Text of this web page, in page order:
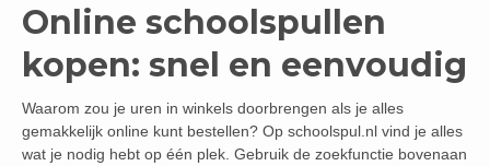
Online schoolspullen
kopen: snel en eenvoudig
Waarom zou je uren in winkels doorbrengen als je alles
gemakkelijk online kunt bestellen? Op schoolspul.nl vind je alles
wat je nodig hebt op één plek. Gebruik de zoekfunctie bovenaan